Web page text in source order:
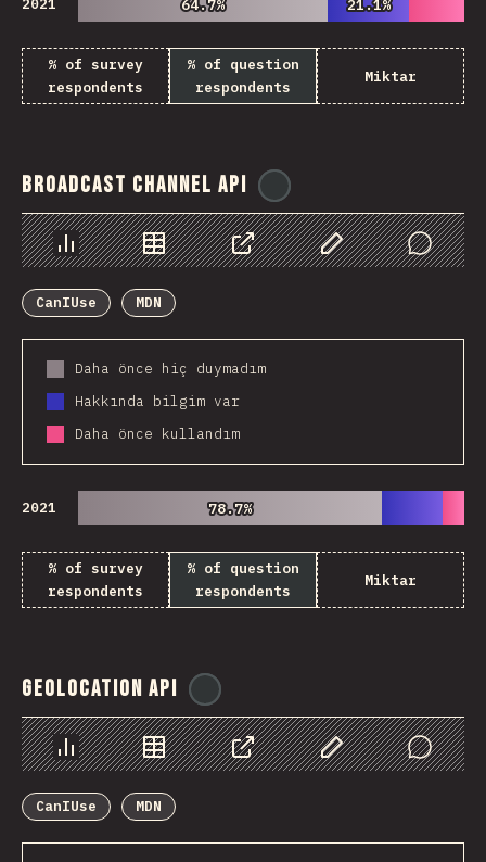
2021 64.7%
64.7% 21.1%
21.1%
% of survey
respondents
% of question
respondents
Miktar
Broadcast Channel API
Chart Data Share Customize Data
Comments
CanIUse
MDN
Daha önce hiç duymadım
Hakkında bilgim var
Daha önce kullandım
2021 78.7%
78.7%
% of survey
respondents
% of question
respondents
Miktar
Geolocation API
Chart Data Share Customize Data
Comments
CanIUse
MDN